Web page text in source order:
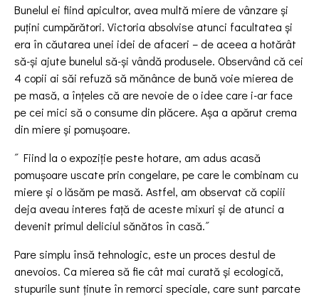
Bunelul ei fiind apicultor, avea multă miere de vânzare și
puțini cumpărători. Victoria absolvise atunci facultatea și
era în căutarea unei idei de afaceri – de aceea a hotărât
să-și ajute bunelul să-și vândă produsele. Observând că cei
4 copii ai săi refuză să mănânce de bună voie mierea de
pe masă, a înțeles că are nevoie de o idee care i-ar face
pe cei mici să o consume din plăcere. Așa a apărut crema
din miere și pomușoare.
˝ Fiind la o expoziție peste hotare, am adus acasă
pomușoare uscate prin congelare, pe care le combinam cu
miere și o lăsăm pe masă. Astfel, am observat că copiii
deja aveau interes față de aceste mixuri și de atunci a
devenit primul deliciul sănătos în casă.˝
Pare simplu însă tehnologic, este un proces destul de
anevoios. Ca mierea să fie cât mai curată și ecologică,
stupurile sunt ținute în remorci speciale, care sunt parcate